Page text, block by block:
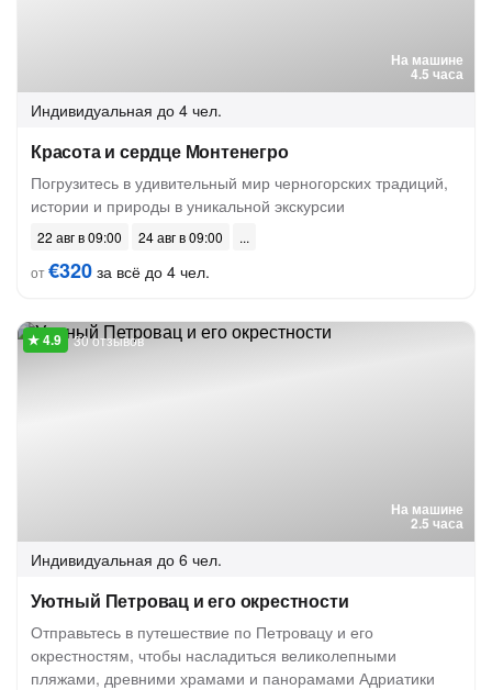
На машине
4.5 часа
Индивидуальная до 4 чел.
Красота и сердце Монтенегро
Погрузитесь в удивительный мир черногорских традиций,
истории и природы в уникальной экскурсии
22 авг в 09:00
24 авг в 09:00
от€320 за всё до 4 чел.
На машине
2.5 часа
30 отзывов
Индивидуальная до 6 чел.
Уютный Петровац и его окрестности
Отправьтесь в путешествие по Петровацу и его
окрестностям, чтобы насладиться великолепными
пляжами, древними храмами и панорамами Адриатики